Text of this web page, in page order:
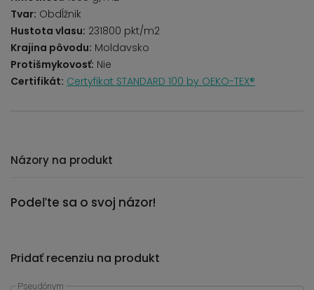
Tvar: Obdĺžnik
Hustota vlasu: 231800 pkt/m2
Krajina pôvodu: Moldavsko
Protišmykovosť: Nie
Certifikát: Certyfikat STANDARD 100 by OEKO-TEX®
Názory na produkt
Podeľte sa o svoj názor!
Pridať recenziu na produkt
Pseudónym